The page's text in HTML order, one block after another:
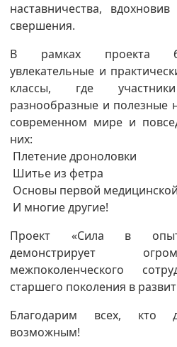
наставничества,
свершения.
В рамках проекта
увлекательные и
классы, где
разнообразные и полезные
современном мире и
них:
Плетение дроноловки
Шитье из фетра
Основы первой
И многие другие!
Проект «Сила в
демонстрирует
межпоколенческого
старшего поколения в
Благодарим всех, кто
возможным!